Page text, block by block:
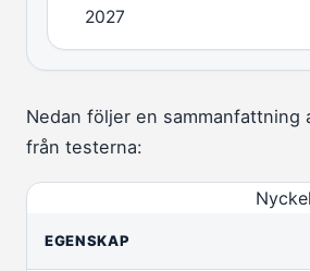
2027
Nedan följer en sammanfattning
från testerna:
EGENSKAP